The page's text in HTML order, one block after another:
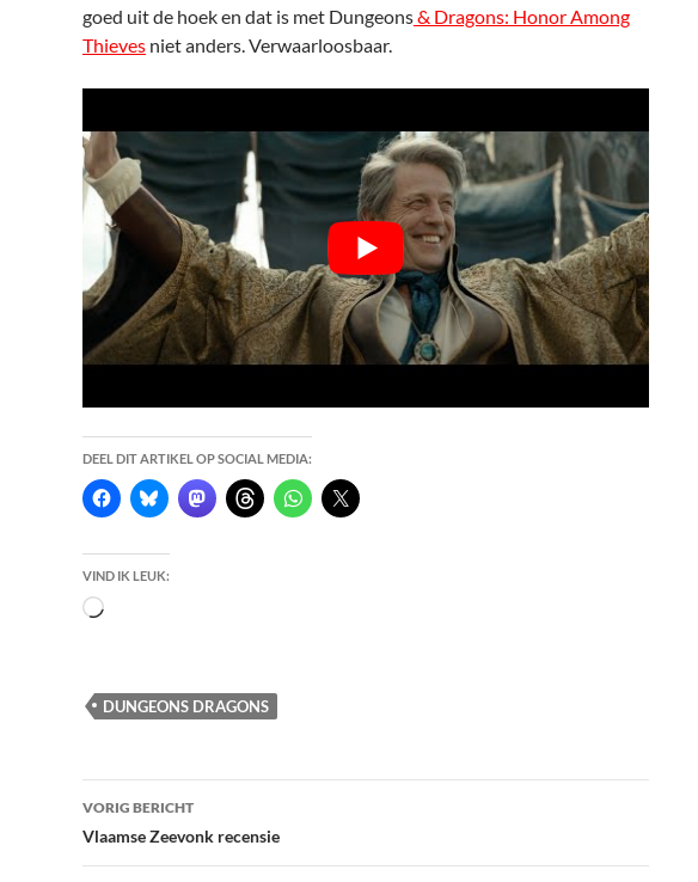
goed uit de hoek en dat is met Dungeons& Dragons: Honor Among
Thieves niet anders. Verwaarloosbaar.
DEEL DIT ARTIKEL OP SOCIAL MEDIA:
VIND IK LEUK:
Bezig
DUNGEONS DRAGONS
Berichtnavigatie
VORIG BERICHT
Vlaamse Zeevonk recensie